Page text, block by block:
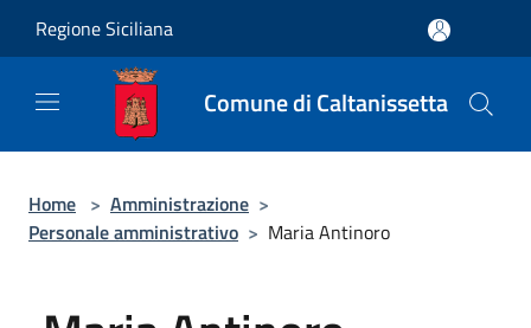
Regione Siciliana
Comune di Caltanissetta
Home > Amministrazione >
Personale amministrativo > Maria Antinoro